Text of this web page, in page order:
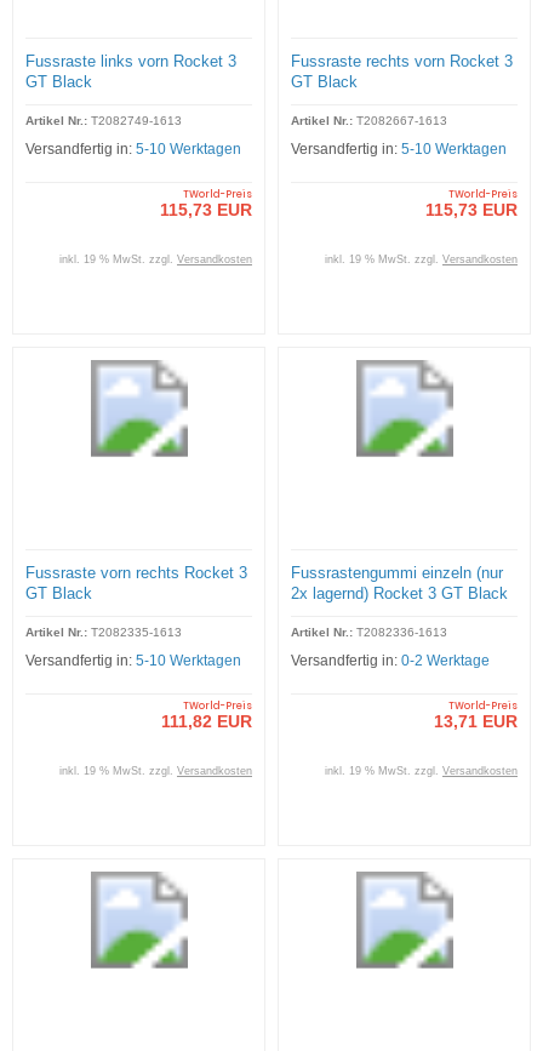
Fussraste links vorn Rocket 3
GT Black
Artikel Nr.: T2082749-1613
Versandfertig in: 5-10 Werktagen
TWorld-Preis
115,73 EUR
inkl. 19 % MwSt. zzgl. Versandkosten
Fussraste rechts vorn Rocket 3
GT Black
Artikel Nr.: T2082667-1613
Versandfertig in: 5-10 Werktagen
TWorld-Preis
115,73 EUR
inkl. 19 % MwSt. zzgl. Versandkosten
Fussraste vorn rechts Rocket 3
GT Black
Artikel Nr.: T2082335-1613
Versandfertig in: 5-10 Werktagen
TWorld-Preis
111,82 EUR
inkl. 19 % MwSt. zzgl. Versandkosten
Fussrastengummi einzeln (nur
2x lagernd) Rocket 3 GT Black
Artikel Nr.: T2082336-1613
Versandfertig in: 0-2 Werktage
TWorld-Preis
13,71 EUR
inkl. 19 % MwSt. zzgl. Versandkosten